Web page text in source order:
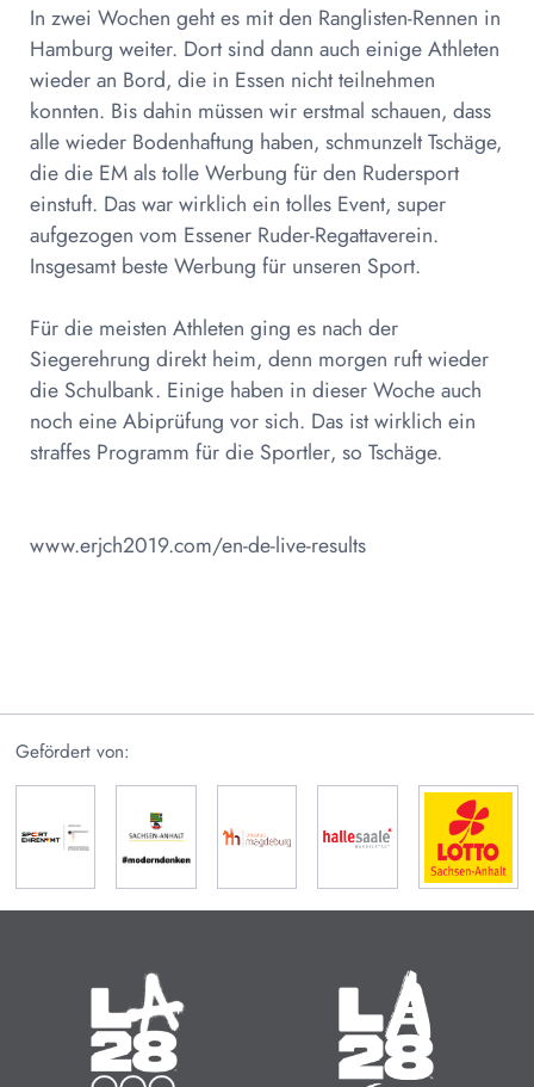
In zwei Wochen geht es mit den Ranglisten-Rennen in
Hamburg weiter. Dort sind dann auch einige Athleten
wieder an Bord, die in Essen nicht teilnehmen
konnten. Bis dahin müssen wir erstmal schauen, dass
alle wieder Bodenhaftung haben, schmunzelt Tschäge,
die die EM als tolle Werbung für den Rudersport
einstuft. Das war wirklich ein tolles Event, super
aufgezogen vom Essener Ruder-Regattaverein.
Insgesamt beste Werbung für unseren Sport.
Für die meisten Athleten ging es nach der
Siegerehrung direkt heim, denn morgen ruft wieder
die Schulbank. Einige haben in dieser Woche auch
noch eine Abiprüfung vor sich. Das ist wirklich ein
straffes Programm für die Sportler, so Tschäge.
www.erjch2019.com/en-de-live-results
Gefördert von:
Olympische Sommerspiele
14.07. - 30.07.2028
Zeit bis zum Start:
Paralympische Sommerspiele
15.08. - 27.08.2028
Zeit bis zum Start: